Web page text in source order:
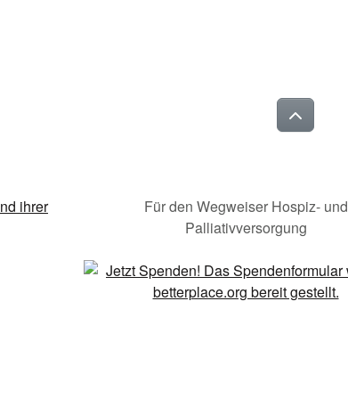
Für den Wegweiser Hospiz- und
Palliativversorgung